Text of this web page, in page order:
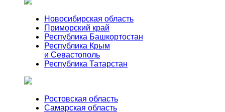
Новосибирская область
Приморский край
Республика Башкортостан
Республика Крым
и Севастополь
Республика Татарстан
Ростовская область
Самарская область